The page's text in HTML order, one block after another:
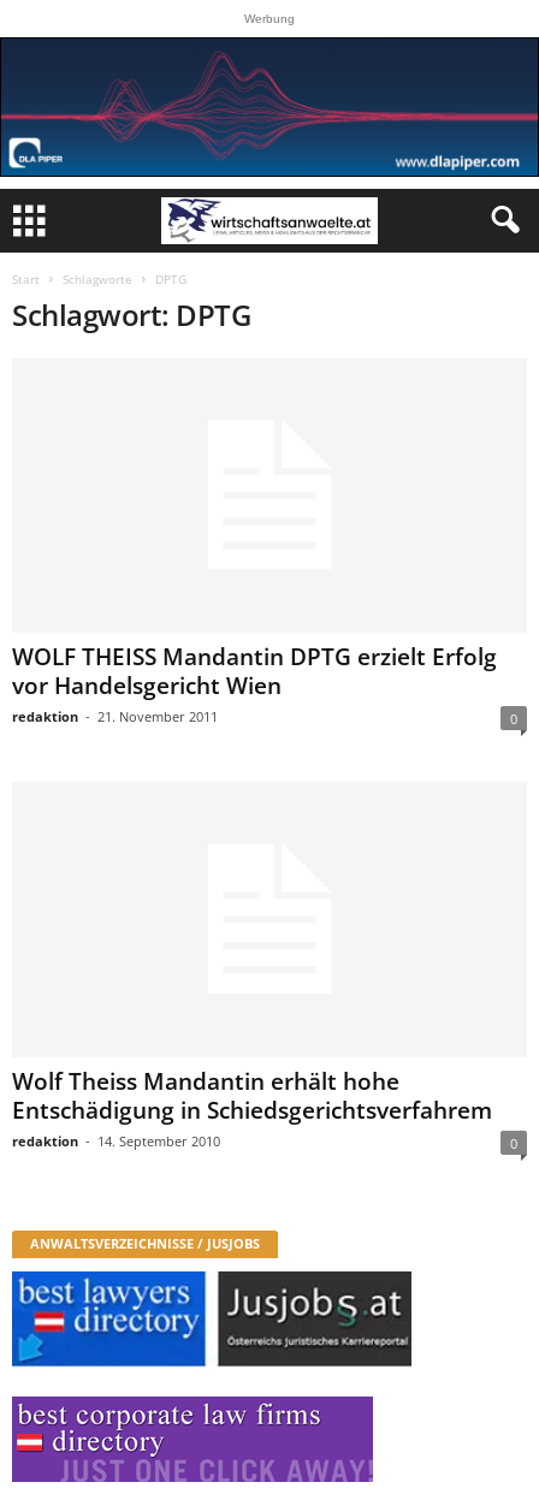
Werbung
Start Schlagworte DPTG
Schlagwort: DPTG
WOLF THEISS Mandantin DPTG erzielt Erfolg
vor Handelsgericht Wien
redaktion - 21. November 2011 0
Wolf Theiss Mandantin erhält hohe
Entschädigung in Schiedsgerichtsverfahrem
redaktion - 14. September 2010 0
ANWALTSVERZEICHNISSE / JUSJOBS